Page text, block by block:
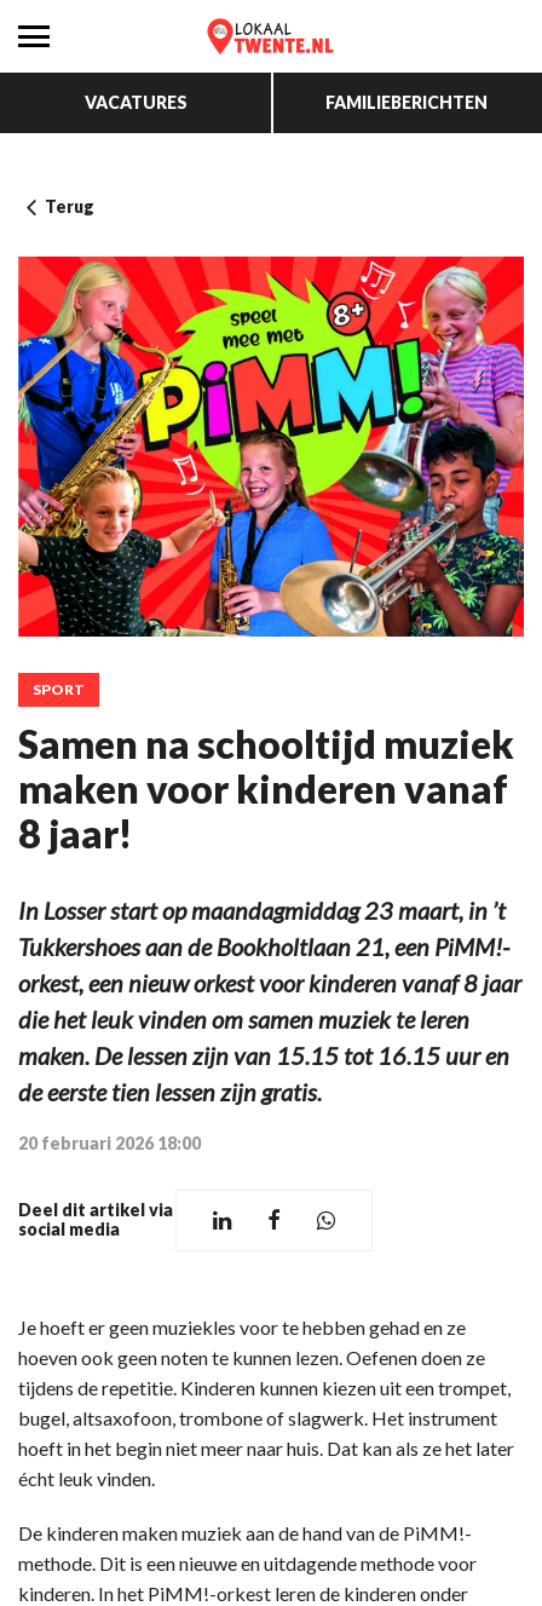
VACATURES FAMILIEBERICHTEN
Terug
SPORT
Samen na schooltijd muziek
maken voor kinderen vanaf
8 jaar!
In Losser start op maandagmiddag 23 maart, in ’t
Tukkershoes aan de Bookholtlaan 21, een PiMM!-
orkest, een nieuw orkest voor kinderen vanaf 8 jaar
die het leuk vinden om samen muziek te leren
maken. De lessen zijn van 15.15 tot 16.15 uur en
de eerste tien lessen zijn gratis.
20 februari 2026 18:00
Deel dit artikel via
social media
Je hoeft er geen muziekles voor te hebben gehad en ze
hoeven ook geen noten te kunnen lezen. Oefenen doen ze
tijdens de repetitie. Kinderen kunnen kiezen uit een trompet,
bugel, altsaxofoon, trombone of slagwerk. Het instrument
hoeft in het begin niet meer naar huis. Dat kan als ze het later
écht leuk vinden.
De kinderen maken muziek aan de hand van de PiMM!-
methode. Dit is een nieuwe en uitdagende methode voor
kinderen. In het PiMM!-orkest leren de kinderen onder